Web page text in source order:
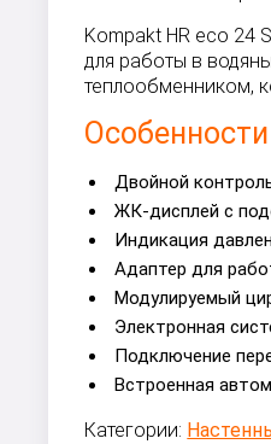
Kompakt HR eco 24
для работы в
теплообменником,
Двойной
ЖК-дисплей с
Индикация
Адаптер для
Модулируемый
Электронная
Подключение
Встроенная
Категории: